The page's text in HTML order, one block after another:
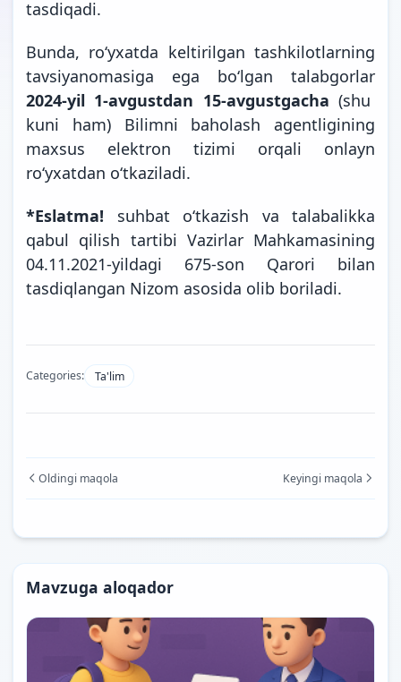
tasdiqadi.
Bunda, ro‘yxatda keltirilgan tashkilotlarning
tavsiyanomasiga ega bo‘lgan talabgorlar
2024-yil 1-avgustdan 15-avgustgacha (shu
kuni ham) Bilimni baholash agentligining
maxsus elektron tizimi orqali onlayn
ro‘yxatdan o‘tkaziladi.
*Eslatma! suhbat o‘tkazish va talabalikka
qabul qilish tartibi Vazirlar Mahkamasining
04.11.2021-yildagi 675-son Qarori bilan
tasdiqlangan Nizom asosida olib boriladi.
Categories: Ta'lim
Oldingi maqola Keyingi maqola
Mavzuga aloqador